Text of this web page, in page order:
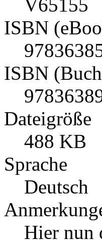
V65155
ISBN
ISBN
Dateigröße
488 KB
Sprache
Deutsch
Hier nun